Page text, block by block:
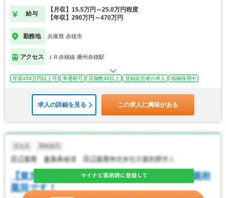
給与
【月収】15.5万円～25.0万円程度
【年収】290万円～470万円
勤務地 兵庫県 赤穂市
アクセス ＪＲ赤穂線 播州赤穂駅
年収450万円以上可 車通勤可 店舗数30以上 登録販売者の求人 積極採用中
求人の詳細を見る この求人に興味がある